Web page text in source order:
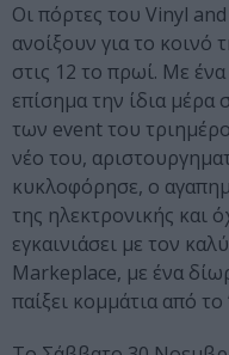
Οι πόρτες του Vinyl
ανοίξουν για το
στις 12 το πρωί. Με
επίσημα την ίδια μέρα
των event του
νέο του,
κυκλοφόρησε, ο
της ηλεκτρονικής και
εγκαινιάσει με τον
Markeplace, με ένα
παίξει κομμάτια από το